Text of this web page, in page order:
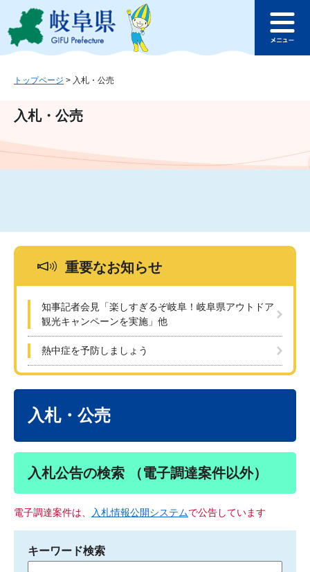
ジ
ュ
文
このページの本文へ
ュ
トップページ > 入札・公売
入札・公売
重要なお知らせ
知事記者会見「楽しすぎるぞ岐阜！岐阜県アウトドア
観光キャンペーンを実施」他
熱中症を予防しましょう
入札・公売
入札公告の検索 （電子調達案件以外）
電子調達案件は、 入札情報公開システムで公告しています
キーワード検索